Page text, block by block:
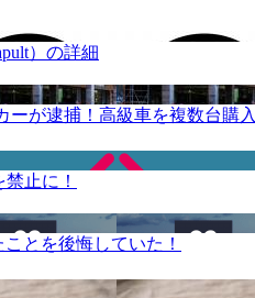
）の詳細
ーが逮捕！高級車を複数台購入
止に！
とを後悔していた！